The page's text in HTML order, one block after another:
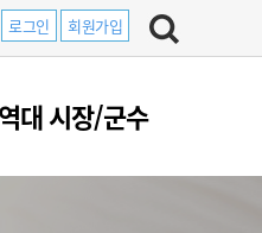
로그인 회원가입
역대 시장/군수